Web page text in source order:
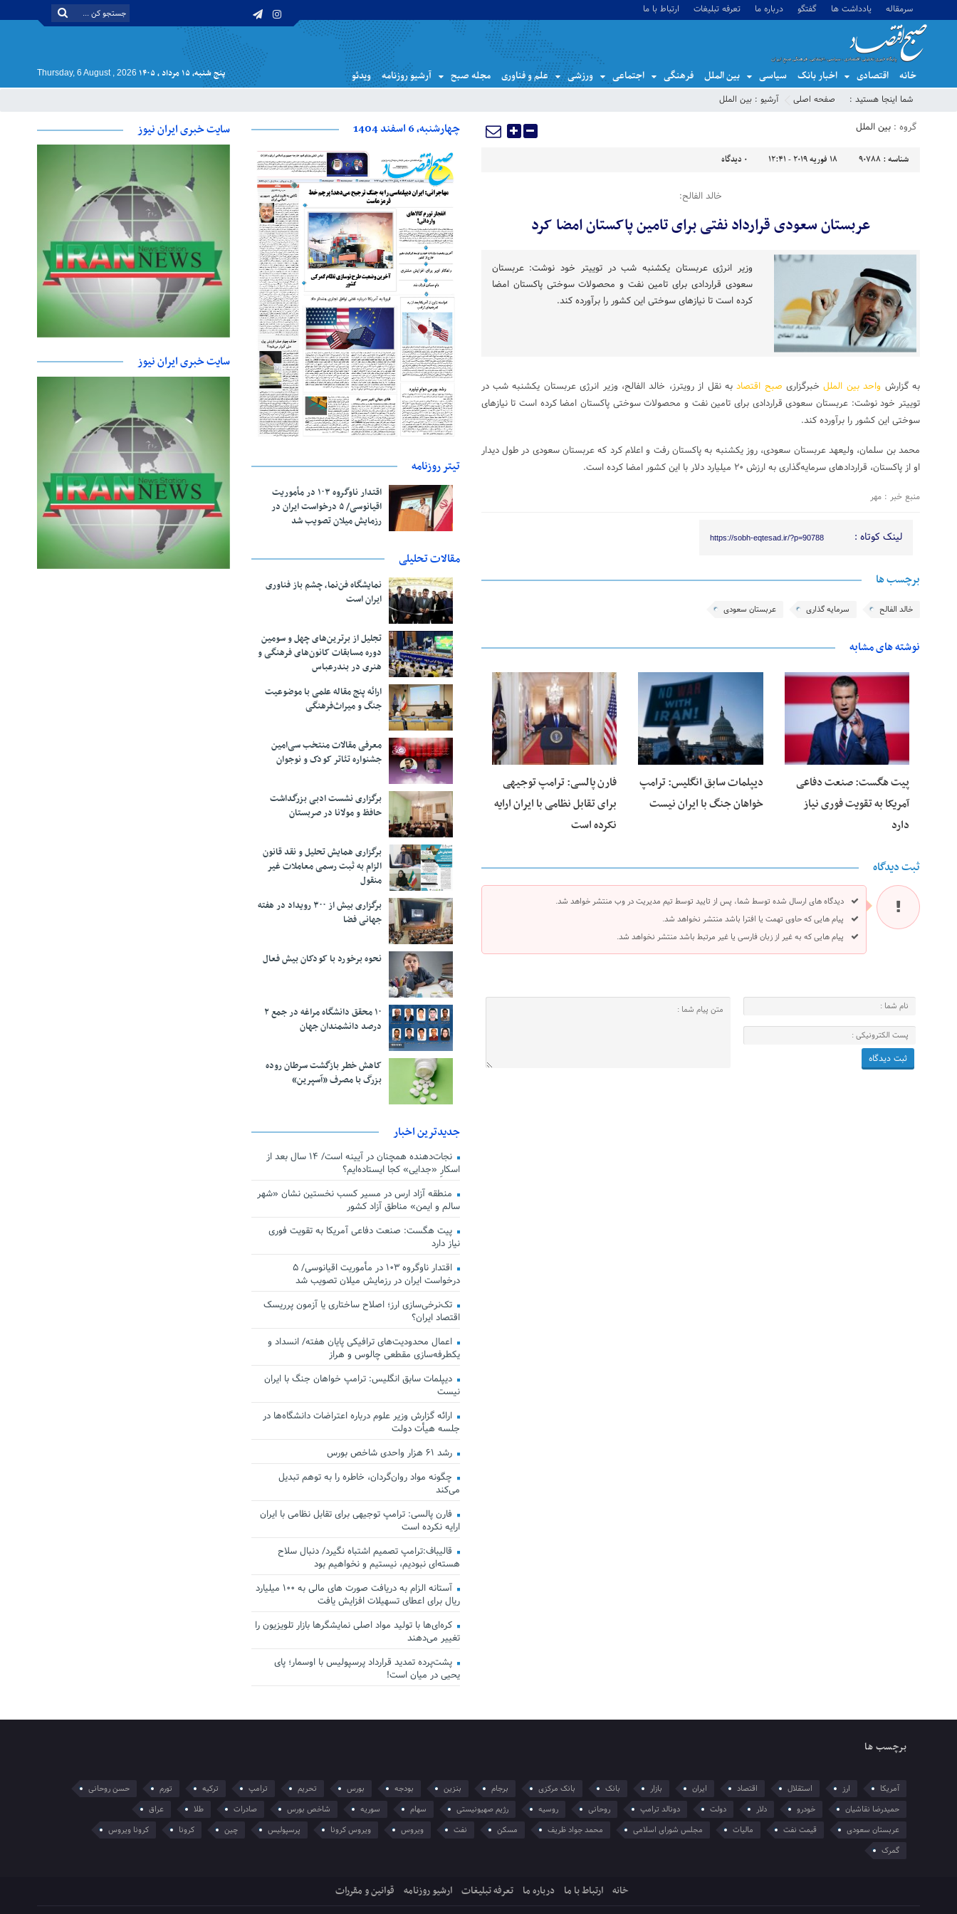
سرمقاله یادداشت ها گفتگو درباره ما تعرفه تبلیغات ارتباط با ما
خانه اقتصادی اخبار بانک سیاسی بین الملل فرهنگی اجتماعی ورزشی علم و فناوری مجله صبح آرشیو روزنامه ویدئو پنج شنبه, ۱۵ مرداد , ۱۴۰۵ Thursday, 6 August , 2026
شما اینجا هستید : صفحه اصلی آرشیو : بین الملل
گروه : بین الملل
شناسه : 90788 18 فوریه 2019 - 12:41 0 دیدگاه
خالد الفالح:
عربستان سعودی قرارداد نفتی برای تامین پاکستان امضا کرد
وزیر انرژی عربستان یکشنبه شب در توییتر خود نوشت: عربستان
سعودی قراردادی برای تامین نفت و محصولات سوختی پاکستان امضا
کرده است تا نیازهای سوختی این کشور را برآورده کند.
به گزارش واحد بین الملل خبرگزاری صبح اقتصادبه نقل از رویترز، خالد الفالح، وزیر انرژی عربستان یکشنبه شب در
توییتر خود نوشت: عربستان سعودی قراردادی برای تامین نفت و محصولات سوختی پاکستان امضا کرده است تا نیازهای
سوختی این کشور را برآورده کند.
محمد بن سلمان، ولیعهد عربستان سعودی، روز یکشنبه به پاکستان رفت و اعلام کرد که عربستان سعودی در طول دیدار
او از پاکستان، قراردادهای سرمایه‌گذاری به ارزش ۲۰ میلیارد دلار با این کشور امضا کرده است.
منبع خبر : مهر
لینک کوتاه : https://sobh-eqtesad.ir/?p=90788
برچسب ها
خالد الفالح سرمایه گذاری عربستان سعودی
نوشته های مشابه
پیت هگست: صنعت دفاعی
آمریکا به تقویت فوری نیاز
دارد
دیپلمات سابق انگلیس:‌ ترامپ
خواهان جنگ با ایران نیست
فارن پالسی: ترامپ توجیهی
برای تقابل نظامی با ایران ارایه
نکرده است
ثبت دیدگاه
دیدگاه های ارسال شده توسط شما، پس از تایید توسط تیم مدیریت در وب منتشر خواهد شد.
پیام هایی که حاوی تهمت یا افترا باشد منتشر نخواهد شد.
پیام هایی که به غیر از زبان فارسی یا غیر مرتبط باشد منتشر نخواهد شد.
چهارشنبه، 6 اسفند 1404
تیتر روزنامه
اقتدار ناوگروه ۱۰۳ در مأموریت‌
اقیانوسی/ ۵ درخواست ایران در
رزمایش میلان تصویب شد
مقالات تحلیلی
نمایشگاه فن‌نما، چشم باز فناوری
ایران است
تجلیل از بر‌ترین‌های چهل و سومین
دوره مسابقات کانون‌های فرهنگی و
هنری در بندرعباس
ارائه پنج مقاله علمی با موضوعیت
جنگ و میراث‌فرهنگی
معرفی مقالات منتخب سی‌امین
جشنواره تئاتر کودک و نوجوان
برگزاری نشست ادبی بزرگداشت
حافظ و مولانا در صربستان
برگزاری همایش تحلیل و نقد قانون
الزام به ثبت رسمی معاملات غیر
منقول
برگزاری بیش از ۳۰۰ رویداد در هفته
جهانی فضا
نحوه برخورد با کودکان بیش فعال
۱۰ محقق دانشگاه مراغه در جمع ۲
درصد دانشمندان جهان
کاهش خطر بازگشت سرطان روده
بزرگ با مصرف «آسپرین»
جدیدترین اخبار
نجات‌دهنده‌ همچنان در آیینه است/ ۱۴ سال بعد از
اسکارِ «جدایی» کجا ایستاده‌ایم؟
منطقه آزاد ارس در مسیر کسب نخستین نشان «شهر
سالم و ایمن» مناطق آزاد کشور
پیت هگست: صنعت دفاعی آمریکا به تقویت فوری
نیاز دارد
اقتدار ناوگروه ۱۰۳ در مأموریت‌ اقیانوسی/ ۵
درخواست ایران در رزمایش میلان تصویب شد
تک‌نرخی‌سازی ارز؛ اصلاح ساختاری یا آزمون پرریسک
اقتصاد ایران؟
اعمال محدودیت‌های ترافیکی پایان هفته/ انسداد و
یکطرفه‌سازی مقطعی چالوس و هراز
دیپلمات سابق انگلیس:‌ ترامپ خواهان جنگ با ایران
نیست
ارائه گزارش وزیر علوم درباره اعتراضات دانشگاه‌ها در
جلسه هیأت دولت
رشد ۶۱ هزار واحدی شاخص بورس
چگونه مواد روان‌گردان، خاطره را به توهم تبدیل
می‌کند
فارن پالسی: ترامپ توجیهی برای تقابل نظامی با ایران
ارایه نکرده است
قالیباف:ترامپ تصمیم اشتباه نگیرد/ دنبال سلاح
هسته‌ای نبودیم، نیستیم و نخواهیم بود
آستانه الزام به دریافت صورت های مالی به ۱۰۰ میلیارد
ریال برای اعطای تسهیلات افزایش یافت
کره‌ای‌ها با تولید مواد اصلی نمایشگرها بازار تلویزیون را
تغییر می‌دهند
پشت‌پرده تمدید قرارداد پرسپولیس با اوسمار؛ پای
یحیی در میان است!
سایت خبری ایران نیوز
سایت خبری ایران نیوز
برچسب ها
آمریکا ارز استقلال اقتصاد ایران بازار بانک بانک مرکزی برجام بنزین بودجه بورس تحریم ترامپ ترکیه تورم
حسن روحانی
حمیدرضا نقاشیان
خودرو دلار دولت دونالد ترامپ روحانی روسیه رژیم صهیونیستی سهام سوریه شاخص بورس صادرات طلا
عراق
عربستان سعودی
قیمت نفت مالیات مجلس شورای اسلامی محمد جواد ظریف مسکن نفت ویروس ویروس کرونا پرسپولیس چین کرونا
کرونا ویروس
گمرک
خانه ارتباط با ما درباره ما تعرفه تبلیغات ارشیو روزنامه قوانین و مقررات